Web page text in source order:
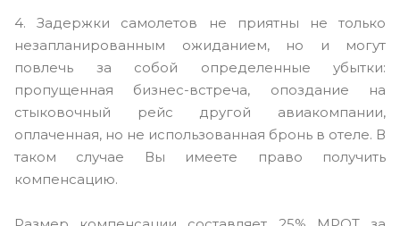
4. Задержки самолетов не приятны не только
незапланированным ожиданием, но и могут
повлечь за собой определенные убытки:
пропущенная бизнес-встреча, опоздание на
стыковочный рейс другой авиакомпании,
оплаченная, но не использованная бронь в отеле. В
таком случае Вы имеете право получить
компенсацию.